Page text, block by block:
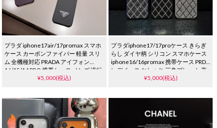
プラダ iphone17air/17promax スマホ
ケース カーボンファイバー 軽量 スリ
ム 全機種対応 PRADA アイフォン
16/15/14 PRO 携帯ケース メンズ 流行
り ブランド Galaxy s25/s25plus 耐衝撃
¥5,000(税込)
プラダiphone17/17proケース きらぎ
らし ダイヤ柄 シリコン スマホケース
iphone16/16promax 携帯ケース PRDA
レデイース おしゃれ 三角プレート 高
级 iphone15pro/14ケース ブランド 女
¥5,000(税込)